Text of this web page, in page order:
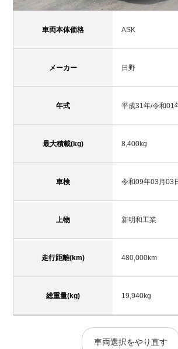
車両本体価格 ASK
メーカー 日野
年式 平成31年/令和01
最大積載(kg) 8,400kg
車検 令和09年03月03
上物 新明和工業
走行距離(km) 480,000km
総重量(kg) 19,940kg
車両選択をやり直す